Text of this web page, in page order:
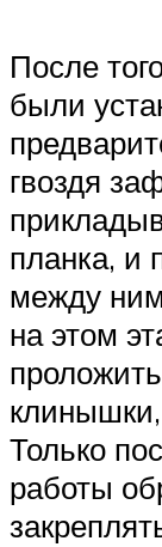
После
были
гвоздя
планка, и
между
на этом
Только
работы